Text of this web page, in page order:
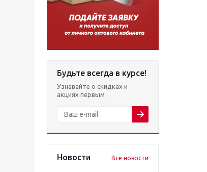
Будьте всегда в курсе!
Узнавайте о скидках и
акциях первым
Новости Все новости